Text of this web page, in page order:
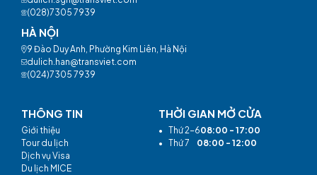
(028)7305 7939
HÀ NỘI
9 Đào Duy Anh, Phường Kim Liên, Hà Nội
dulich.han@transviet.com
(024)7305 7939
THÔNG TIN
Giới thiệu
Tour du lịch
Dịch vụ Visa
Du lịch MICE
THỜI GIAN MỞ CỬA
• Thứ 2-608:00 - 17:00
• Thứ 7 08:00 - 12:00